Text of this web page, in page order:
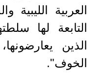
العربية الليبية
التابعة لها
الذين
الخوف".